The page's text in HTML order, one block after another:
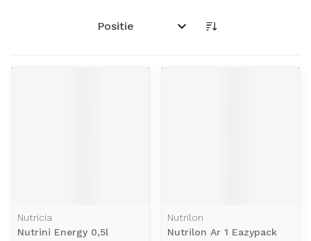
Sorteer op:
Nutricia
Nutrini Energy 0,5l
Nutrilon
Nutrilon Ar 1 Eazypack